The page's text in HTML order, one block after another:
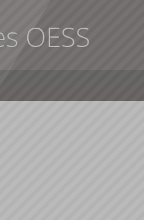
OESS